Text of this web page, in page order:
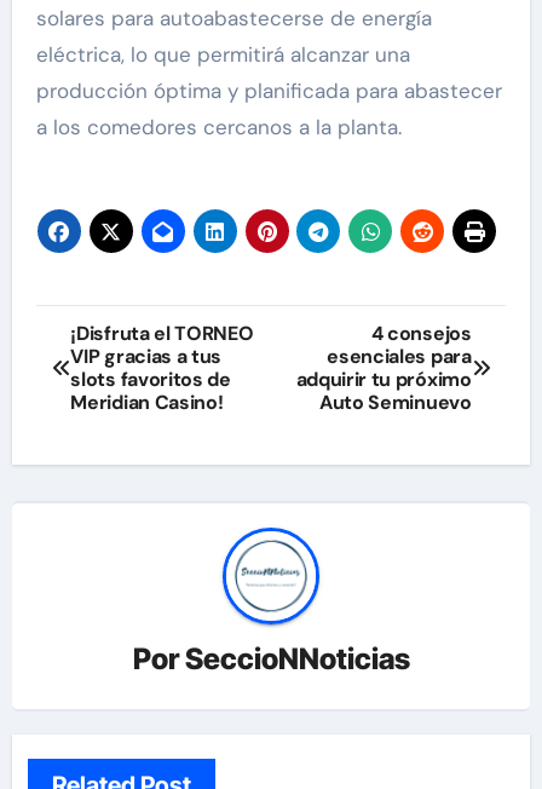
solares para autoabastecerse de energía
eléctrica, lo que permitirá alcanzar una
producción óptima y planificada para abastecer
a los comedores cercanos a la planta.
Navegación
de
¡Disfruta el TORNEO
VIP gracias a tus
slots favoritos de
Meridian Casino!
4 consejos
esenciales para
adquirir tu próximo
Auto Seminuevo
PorSeccioNNoticias